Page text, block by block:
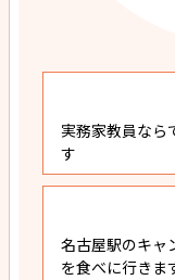
実務家教員なら
す
名古屋駅のキャ
を食べに行きま